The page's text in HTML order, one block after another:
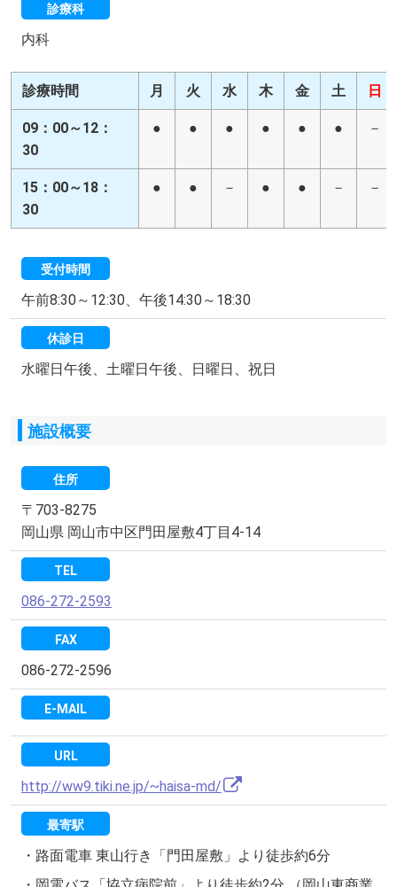
診療科
内科
診療時間 月 火 水 木 金 土 日
09：00～12：
30
● ● ● ● ● ● －
15：00～18：
30
● ● － ● ● － －
受付時間
午前8:30～12:30、午後14:30～18:30
休診日
水曜日午後、土曜日午後、日曜日、祝日
施設概要
住所
〒703-8275
岡山県 岡山市中区門田屋敷4丁目4-14
TEL
086-272-2593
FAX
086-272-2596
E-MAIL
URL
http://ww9.tiki.ne.jp/~haisa-md/
最寄駅
・路面電車 東山行き「門田屋敷」より徒歩約6分